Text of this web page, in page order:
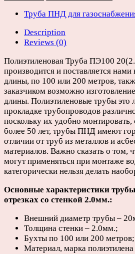
D110мм
100
или
отрезки
по
6,
12
или
13м)
quantity
Труба ПНД для
Description
Reviews (0)
Полиэтиленовая Труба ПЭ100
производится и поставляется нами
длины, по 100 или 200 метров,
заказчиком возможно
длины. Полиэтиленовые трубы
прокладке трубопроводов
поскольку их удобно
более 50 лет, трубы ПНД имеют
отличии от труб из металлов и
материалов. Важно сказать о том,
могут применяться при монтаже
категорически нельзя делать
Основные характеристики
отрезках со стенкой 2.0мм.:
Внешний диаметр трубы –
Толщина стенки – 2.0мм.;
Бухты по 100 или 200 метров;
Материал, марка